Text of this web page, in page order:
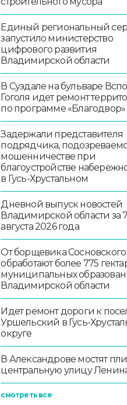
Единый региональный
запустило министерство
цифрового развития
Владимирской области
В Суздале на бульваре
Гоголя идет ремонт
по программе «Благодвор»
Задержали представителя
подрядчика,
мошенничестве при
благоустройстве
в Гусь-Хрустальном
Дневной выпуск новостей
Владимирской области за 7
августа 2026 года
От борщевика Сосновского
обработают более 775
муниципальных
Владимирской области
Идет ремонт дороги к
Уршельский в Гусь-
округе
В Александрове мостят
центральную улицу
смотреть все